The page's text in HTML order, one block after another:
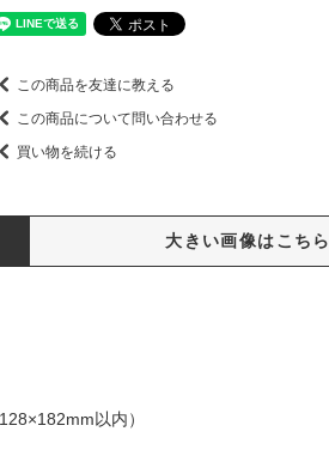
この商品を友達に教える
この商品について問い合わせる
買い物を続ける
大きい画像はこちら
以内）